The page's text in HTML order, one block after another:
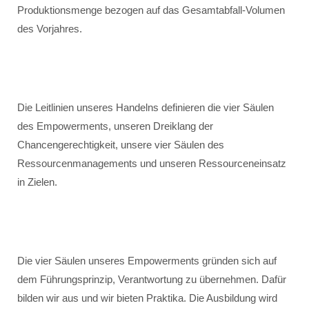
Produktionsmenge bezogen auf das Gesamtabfall-Volumen
des Vorjahres.
Die Leitlinien unseres Handelns definieren die vier Säulen
des Empowerments, unseren Dreiklang der
Chancengerechtigkeit, unsere vier Säulen des
Ressourcenmanagements und unseren Ressourceneinsatz
in Zielen.
Die vier Säulen unseres Empowerments gründen sich auf
dem Führungsprinzip, Verantwortung zu übernehmen. Dafür
bilden wir aus und wir bieten Praktika. Die Ausbildung wird